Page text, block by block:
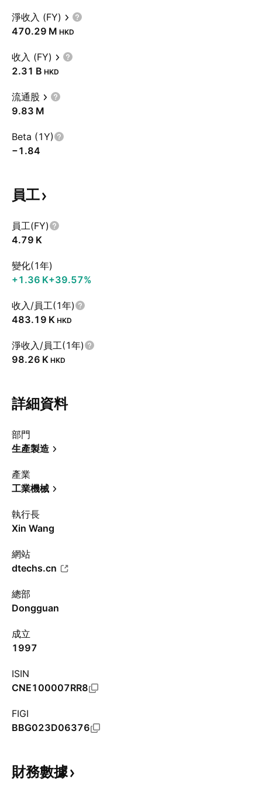
淨收入 (FY)
‪470.29 M‬ HKD
收入 (FY)
‪2.31 B‬ HKD
流通股
‪9.83 M‬
Beta (1Y)
−1.84
員工
員工(FY)
‪4.79 K‬
變化(1年)
‪+1.36 K‬+39.57%
收入/員工(1年)
‪483.19 K‬ HKD
淨收入/員工(1年)
‪98.26 K‬ HKD
詳細資料
部門
生產製造
產業
工業機械
執行長
Xin Wang
網站
dtechs.cn
總部
Dongguan
成立
1997
ISIN
CNE100007RR8
FIGI
BBG023D06376
財務數據